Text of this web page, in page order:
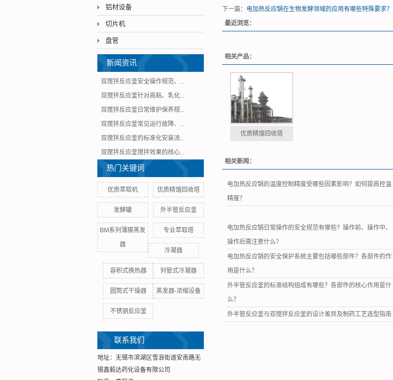
铝材设备
切片机
盘管
新闻资讯
双搅拌反应釜安全操作规范、...
双搅拌反应釜针对高粘、乳化...
双搅拌反应釜日常维护保养规...
双搅拌反应釜常见运行故障、...
双搅拌反应釜的标准化安装流...
双搅拌反应釜搅拌效果的核心...
热门关键词
优质萃取机 优质精馏回收塔
发酵罐 外半管反应釜
BM系列薄膜蒸发
器
专业萃取塔
冷凝器
容积式换热器 列管式冷凝器
圆筒式干燥器 蒸发器-浓缩设备
不锈钢反应釜
联系我们
地址：无锡市滨湖区雪浪街道安南路无
锡鑫毅达药化设备有限公司
下一篇： 电加热反应锅在生物发酵领域的应用有哪些特殊要求？
最近浏览：
相关产品：
优质精馏回收塔
相关新闻：
电加热反应锅的温度控制精度受哪些因素影响？如何提高控温
精度？
电加热反应锅日常操作的安全规范有哪些？操作前、操作中、
操作后需注意什么？
电加热反应锅的安全保护系统主要包括哪些部件？各部件的作
用是什么？
外半管反应釜的标准结构组成有哪些？各部件的核心作用是什
么？
外半管反应釜与双搅拌反应釜的设计差异及制药工艺选型指南